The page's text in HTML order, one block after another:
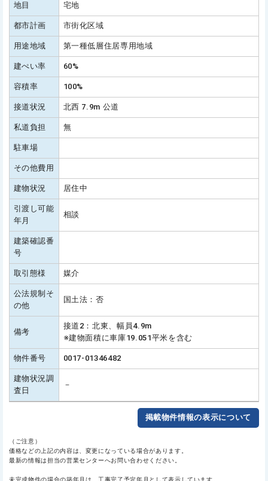
地目 宅地
都市計画 市街化区域
用途地域 第一種低層住居専用地域
建ぺい率 60%
容積率 100%
接道状況 北西 7.9m 公道
私道負担 無
駐車場
その他費用
建物状況 居住中
引渡し可能
年月
相談
建築確認番
号
取引態様 媒介
公法規制そ
の他
国土法：否
備考
接道2：北東、幅員4.9m
※建物面積に車庫19.051平米を含む
物件番号 0017-01346482
建物状況調
査日
－
掲載物件情報の表示について
（ご注意）
価格などの上記の内容は、変更になっている場合があります。
最新の情報は担当の営業センターへお問い合わせください。
未完成物件の場合の築年月は、工事完了予定年月として表示しています。